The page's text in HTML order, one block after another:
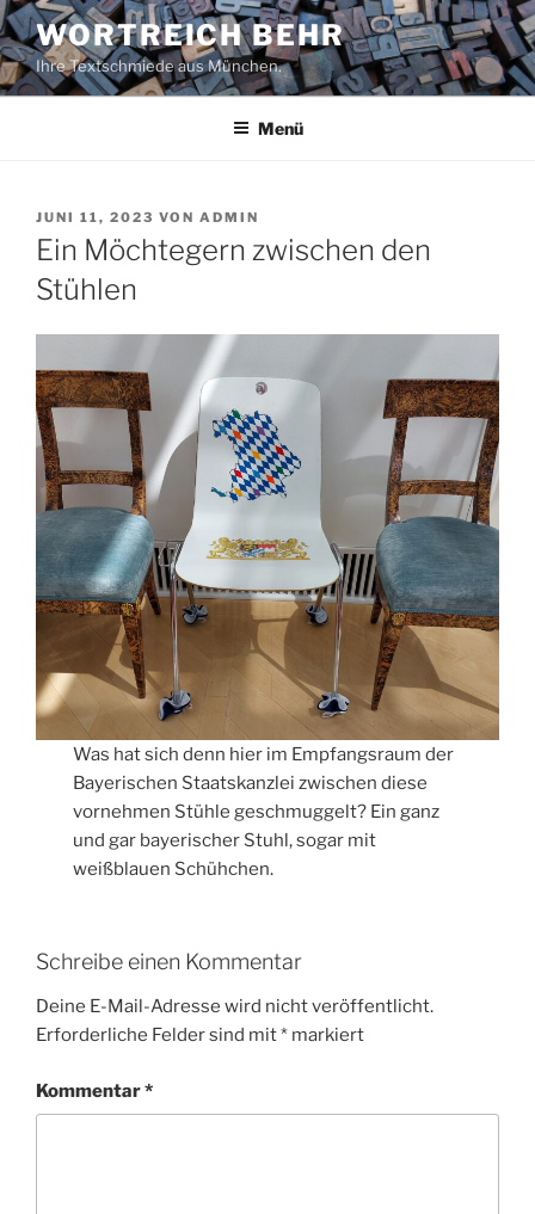
Zum
Inhalt
springen
WORTREICH BEHR
Ihre Textschmiede aus München.
Menü
VERÖFFENTLICHT
AM
JUNI 11, 2023 VON ADMIN
Ein Möchtegern zwischen den
Stühlen
Was hat sich denn hier im Empfangsraum der
Bayerischen Staatskanzlei zwischen diese
vornehmen Stühle geschmuggelt? Ein ganz
und gar bayerischer Stuhl, sogar mit
weißblauen Schühchen.
Schreibe einen Kommentar
Deine E-Mail-Adresse wird nicht veröffentlicht.
Erforderliche Felder sind mit* markiert
Kommentar*